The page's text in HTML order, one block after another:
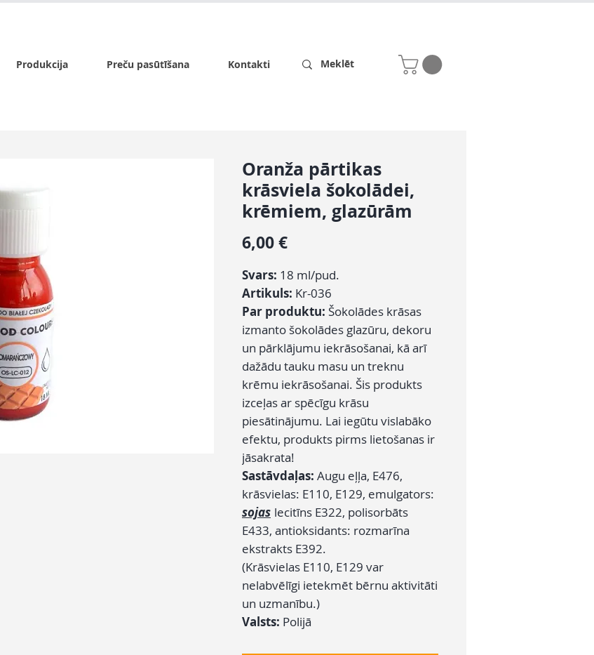
Produkcija Preču pasūtīšana Kontakti
Oranža pārtikas
krāsviela šokolādei,
krēmiem, glazūrām
6,00 €Cena
Svars: 18 ml/pud.
Artikuls: Kr-036
Par produktu: Šokolādes krāsas
izmanto šokolādes glazūru, dekoru
un pārklājumu iekrāsošanai, kā arī
dažādu tauku masu un treknu
krēmu iekrāsošanai. Šis produkts
izceļas ar spēcīgu krāsu
piesātinājumu. Lai iegūtu vislabāko
efektu, produkts pirms lietošanas ir
jāsakrata!
Sastāvdaļas: Augu eļļa, E476,
krāsvielas: E110, E129, emulgators:
sojas lecitīns E322, polisorbāts
E433, antioksidants: rozmarīna
ekstrakts E392.
(Krāsvielas E110, E129 var
nelabvēlīgi ietekmēt bērnu aktivitāti
un uzmanību.)
Valsts: Polijā